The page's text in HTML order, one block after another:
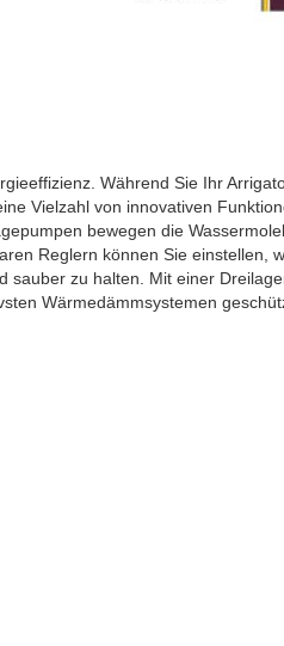
Während Sie Ihr
Vielzahl von innovativen
bewegen die
Reglern können Sie
sauber zu halten. Mit einer
Wärmedämmsystemen